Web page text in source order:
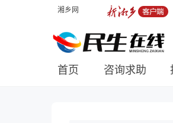
湘乡网
首页 咨询求助